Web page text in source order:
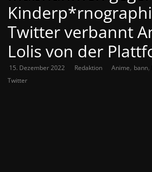
Twitter verbannt
Lolis von der
15. Dezember 2022 Redaktion Anime, bann,
Twitter